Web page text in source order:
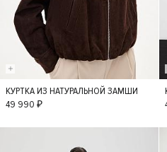
S
КУРТКА ИЗ НАТУРАЛЬНОЙ ЗАМШИ
49 990 ₽